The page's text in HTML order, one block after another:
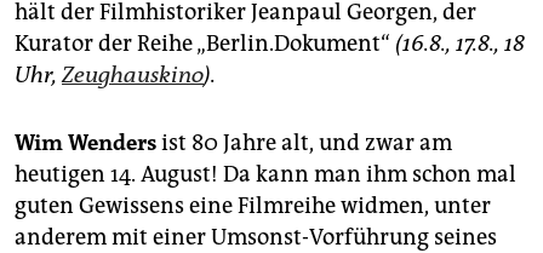
hält der Filmhistoriker Jeanpaul Georgen, der
Kurator der Reihe „Berlin.Dokument“ (16.8., 17.8., 18
Uhr,Zeughauskino).
Wim Wendersist 80 Jahre alt, und zwar am
heutigen 14. August! Da kann man ihm schon mal
guten Gewissens eine Filmreihe widmen, unter
anderem mit einer Umsonst-Vorführung seines